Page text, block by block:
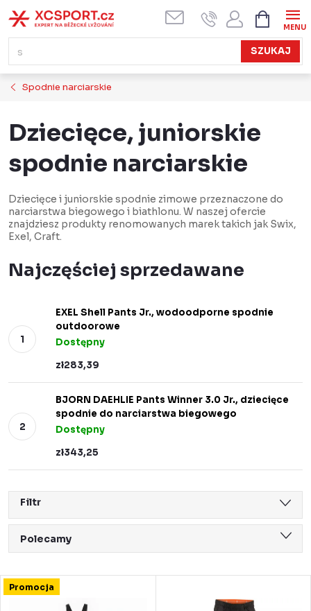
do
treści
SZUKAJ
Spodnie narciarskie
Dziecięce, juniorskie
spodnie narciarskie
Dziecięce i juniorskie spodnie zimowe przeznaczone do
narciarstwa biegowego i biathlonu. W naszej ofercie
znajdziesz produkty renomowanych marek takich jak Swix,
Exel, Craft.
Najczęściej sprzedawane
EXEL Shell Pants Jr., wodoodporne spodnie
outdoorowe
Dostępny
zł283,39
BJORN DAEHLIE Pants Winner 3.0 Jr., dziecięce
spodnie do narciarstwa biegowego
Dostępny
zł343,25
Filtr
o
r
Polecamy
Najdroższe
L
Promocja